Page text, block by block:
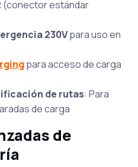
(conector estándar
230Vpara uso en
para acceso de carga
de rutas: Para
de carga
de